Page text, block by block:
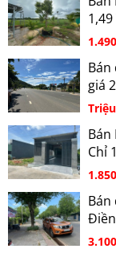
1,49
giá
Bán
Chỉ